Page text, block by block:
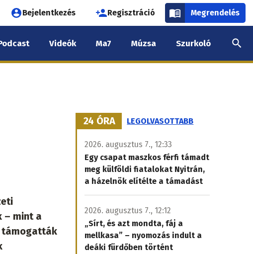
Felhasználói
fiók
menüje
Bejelentkezés Regisztráció Megrendelés
Videók Ma7 Múzsa Szurkoló
– mint a
támogatták
24 ÓRA LEGOLVASOTTABB
2026. augusztus 7., 12:33
Egy csapat maszkos férfi támadt
meg külföldi fiatalokat Nyitrán,
a házelnök elítélte a támadást
2026. augusztus 7., 12:12
„Sírt, és azt mondta, fáj a
mellkasa” – nyomozás indult a
deáki fürdőben történt